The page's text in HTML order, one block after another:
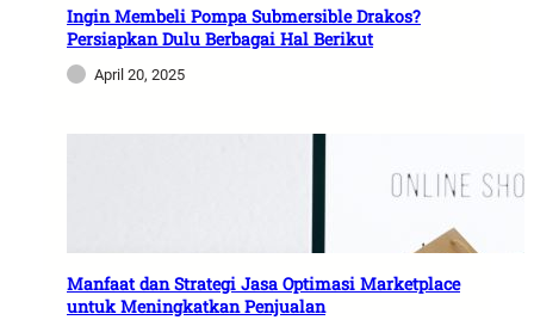
B
e
r
u
a
s
Ingin Membeli Pompa Submersible Drakos?
Persiapkan Dulu Berbagai Hal Berikut
April 20, 2025
Manfaat dan Strategi Jasa Optimasi Marketplace
untuk Meningkatkan Penjualan